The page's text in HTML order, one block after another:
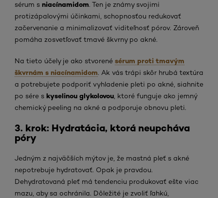
sérum s niacínamidom. Ten je známy svojimi
protizápalovými účinkami, schopnosťou redukovať
začervenanie a minimalizovať viditeľnosť pórov. Zároveň
pomáha zosvetľovať tmavé škvrny po akné.
Na tieto účely je ako stvorené sérum proti tmavým
škvrnám s niacínamidom. Ak vás trápi skôr hrubá textúra
a potrebujete podporiť vyhladenie pleti po akné, siahnite
po sére s kyselinou glykolovou , ktoré funguje ako jemný
chemický peeling na akné a podporuje obnovu pleti.
3. krok: Hydratácia, ktorá neupcháva
póry
Jedným z najväčších mýtov je, že mastná pleť s akné
nepotrebuje hydratovať. Opak je pravdou.
Dehydratovaná pleť má tendenciu produkovať ešte viac
mazu, aby sa ochránila. Dôležité je zvoliť ľahkú,